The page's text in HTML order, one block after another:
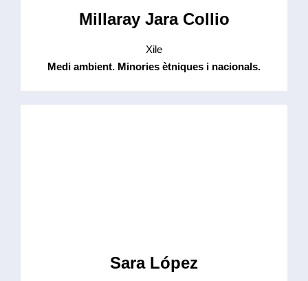
Millaray Jara Collio
Xile
Medi ambient. Minories ètniques i nacionals.
Sara López